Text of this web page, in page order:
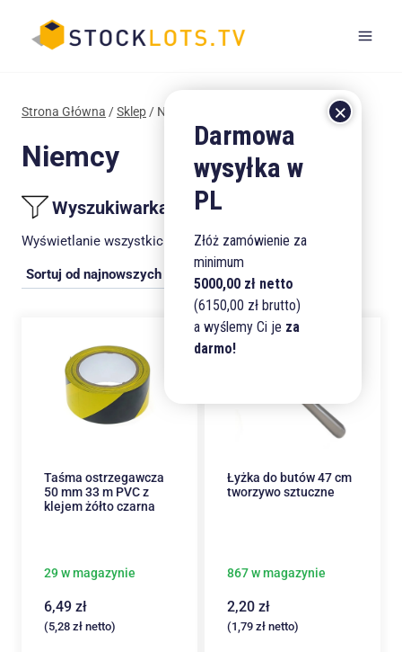
Strona Główna /Sklep/ Niemcy
Niemcy
Wyszukiwarka produktów
Wyświetlanie wszystkich wyników: 4Posortowane
według
Taśma ostrzegawcza
50 mm 33 m PVC z
klejem żółto czarna
29 w magazynie
6,49 zł
(5,28 złnetto)
Łyżka do butów 47 cm
tworzywo sztuczne
867 w magazynie
2,20 zł
(1,79 złnetto)
Złóż zamówienie za
minimum
5000,00 zł netto
(6150,00 zł brutto)
a wyślemy Ci je za
darmo!